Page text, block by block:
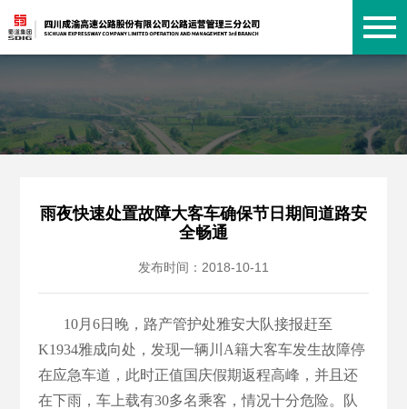
雨夜快速处置故障大客车确保节日期间道路安
全畅通
发布时间：2018-10-11
10月6日晚，路产管护处雅安大队接报赶至
K1934雅成向处，发现一辆川A籍大客车发生故障停
在应急车道，此时正值国庆假期返程高峰，并且还
在下雨，车上载有30多名乘客，情况十分危险。队